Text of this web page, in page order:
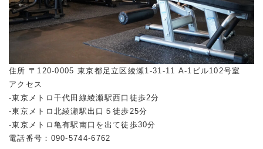
住所 〒120-0005 東京都足立区綾瀬1-31-11 A-1ビル102号室
アクセス
-東京メトロ千代田線綾瀬駅西口徒歩2分
-東京メトロ北綾瀬駅出口５徒歩25分
-東京メトロ亀有駅南口を出て徒歩30分
電話番号：090-5744-6762